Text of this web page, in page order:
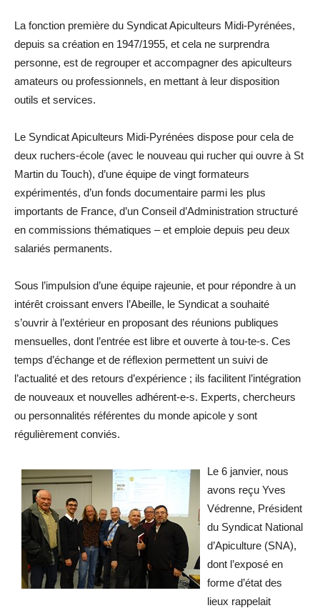
La fonction première du Syndicat Apiculteurs Midi-Pyrénées,
depuis sa création en 1947/1955, et cela ne surprendra
personne, est de regrouper et accompagner des apiculteurs
amateurs ou professionnels, en mettant à leur disposition
outils et services.
Le Syndicat Apiculteurs Midi-Pyrénées dispose pour cela de
deux ruchers-école (avec le nouveau qui rucher qui ouvre à St
Martin du Touch), d’une équipe de vingt formateurs
expérimentés, d’un fonds documentaire parmi les plus
importants de France, d’un Conseil d’Administration structuré
en commissions thématiques – et emploie depuis peu deux
salariés permanents.
Sous l’impulsion d’une équipe rajeunie, et pour répondre à un
intérêt croissant envers l’Abeille, le Syndicat a souhaité
s’ouvrir à l’extérieur en proposant des réunions publiques
mensuelles, dont l’entrée est libre et ouverte à tou-te-s. Ces
temps d’échange et de réflexion permettent un suivi de
l’actualité et des retours d’expérience ; ils facilitent l’intégration
de nouveaux et nouvelles adhérent-e-s. Experts, chercheurs
ou personnalités référentes du monde apicole y sont
régulièrement conviés.
Le 6 janvier, nous
avons reçu Yves
Védrenne, Président
du Syndicat National
d’Apiculture (SNA),
dont l’exposé en
forme d’état des
lieux rappelait